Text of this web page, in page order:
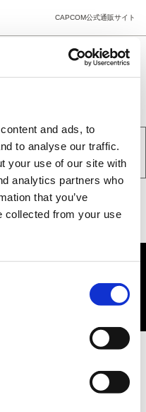
and ads, to
to analyse our traffic.
your use of our site with
analytics partners who
that you’ve
collected from your use
CAPCOM公式通販サイト
ん。
続ける」 をクリックしてく